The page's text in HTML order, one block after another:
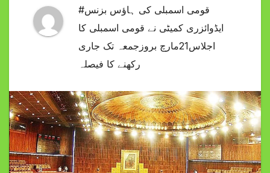
#قومی اسمبلی کی ہاؤس بزنس
ایڈوائزری کمیٹی نے قومی اسمبلی کا
اجلاس21مارچ بروزجمعہ تک جاری
رکھنے کا فیصلہ